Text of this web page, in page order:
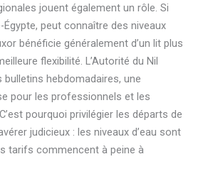
jouent également un rôle. Si
peut connaître des niveaux
bénéficie généralement d’un lit plus
flexibilité. L’Autorité du Nil
bulletins hebdomadaires, une
pour les professionnels et les
pourquoi privilégier les départs de
judicieux : les niveaux d’eau sont
tarifs commencent à peine à